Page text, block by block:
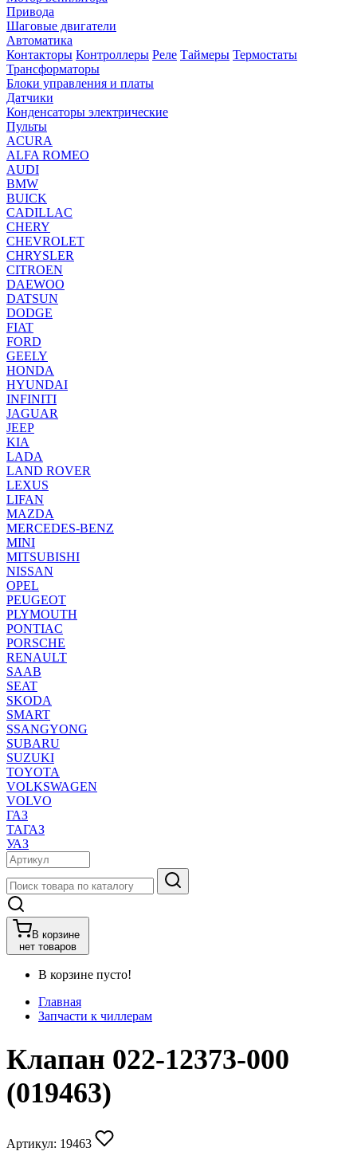
Привода
Шаговые двигатели
Автоматика
Контакторы Контроллеры Реле Таймеры Термостаты
Трансформаторы
Блоки управления и платы
Датчики
Конденсаторы электрические
Пульты
ACURA
ALFA ROMEO
AUDI
BMW
BUICK
CADILLAC
CHERY
CHEVROLET
CHRYSLER
CITROEN
DAEWOO
DATSUN
DODGE
FIAT
FORD
GEELY
HONDA
HYUNDAI
INFINITI
JAGUAR
JEEP
KIA
LADA
LAND ROVER
LEXUS
LIFAN
MAZDA
MERCEDES-BENZ
MINI
MITSUBISHI
NISSAN
OPEL
PEUGEOT
PLYMOUTH
PONTIAC
PORSCHE
RENAULT
SAAB
SEAT
SKODA
SMART
SSANGYONG
SUBARU
SUZUKI
TOYOTA
VOLKSWAGEN
VOLVO
ГАЗ
ТАГАЗ
УАЗ
В корзине
нет товаров
В корзине пусто!
Главная
Запчасти к чиллерам
Клапан 022-12373-000
(019463)
Артикул: 19463